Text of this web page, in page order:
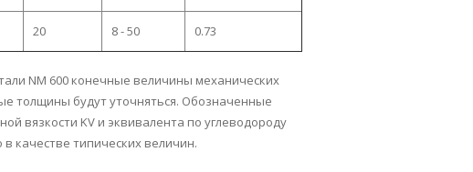
20 8 - 50 0.73
NM 600 конечные величины механических
толщины будут уточняться. Обозначенные
вязкости KV и эквивалента по углеводороду
в качестве типических величин.